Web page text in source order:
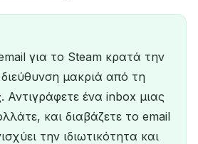
για το Steam κρατά την
μακριά από τη
ένα inbox μιας
και διαβάζετε το email
την ιδιωτικότητα και